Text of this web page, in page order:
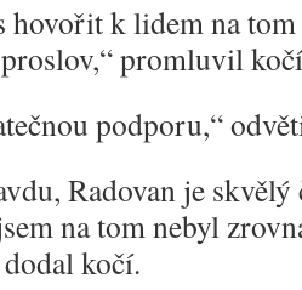
hovořit k lidem na
promluvil
podporu,“
Radovan je
na tom nebyl
kočí.